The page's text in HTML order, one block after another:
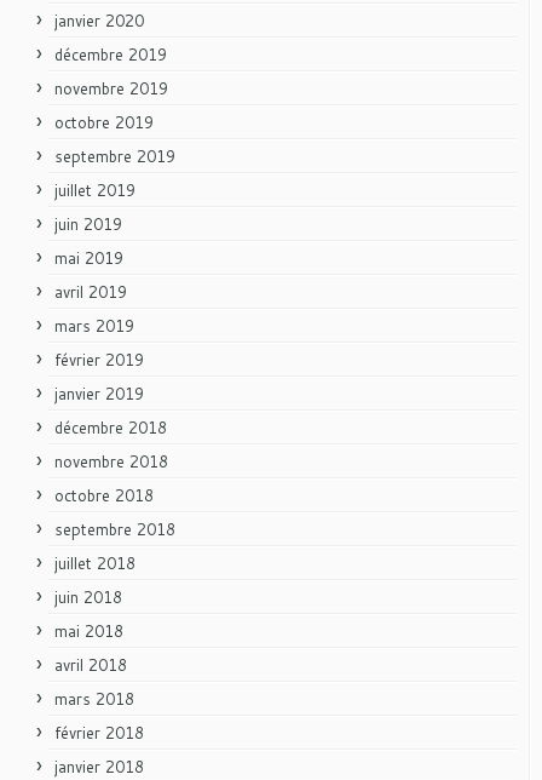
janvier 2020
décembre 2019
novembre 2019
octobre 2019
septembre 2019
juillet 2019
juin 2019
mai 2019
avril 2019
mars 2019
février 2019
janvier 2019
décembre 2018
novembre 2018
octobre 2018
septembre 2018
juillet 2018
juin 2018
mai 2018
avril 2018
mars 2018
février 2018
janvier 2018